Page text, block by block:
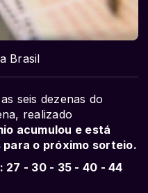
Brasil
seis dezenas do
realizado
acumulou e está
para o próximo sorteio.
27 - 30 - 35 - 40 - 44